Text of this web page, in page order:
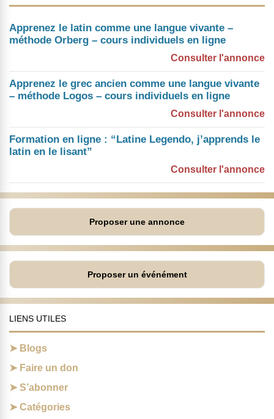
Apprenez le latin comme une langue vivante –
méthode Orberg – cours individuels en ligne
Consulter l'annonce
Apprenez le grec ancien comme une langue vivante
– méthode Logos – cours individuels en ligne
Consulter l'annonce
Formation en ligne : “Latine Legendo, j’apprends le
latin en le lisant”
Consulter l'annonce
Proposer une annonce
Proposer un événément
LIENS UTILES
Blogs
Faire un don
S’abonner
Catégories